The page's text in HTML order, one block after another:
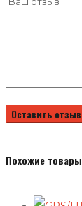
Похожие товары